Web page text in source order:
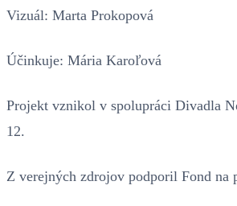
Vizuál: Marta Prokopová
Účinkuje: Mária Karoľová
Projekt vznikol v spolupráci Divadla
12.
Z verejných zdrojov podporil Fond na